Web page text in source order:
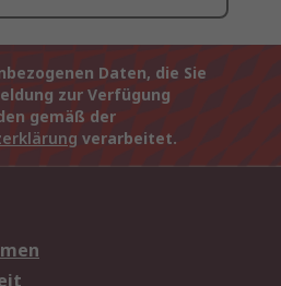
Daten, die Sie
zur Verfügung
gemäß der
verarbeitet.